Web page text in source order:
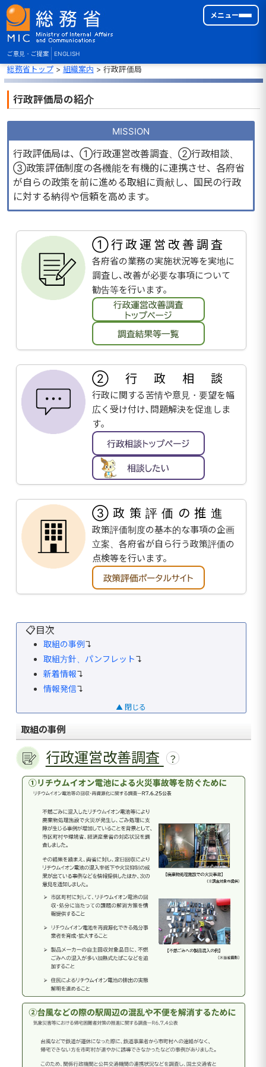
ご意見・ご提案 ENGLISH
メニュー
総務省トップ> 組織案内 > 行政評価局
行政評価局の紹介
MISSION
行政評価局は、①行政運営改善調査、②行政相談、
③政策評価制度の各機能を有機的に連携させ、各府省
が自らの政策を前に進める取組に貢献し、国民の行政
に対する納得や信頼を高めます。
①行政運営改善調査
各府省の業務の実施状況等を実地に
調査し､改善が必要な事項について
勧告等を行います｡
②行政相談
行政に関する苦情や意見・要望を幅
広く受け付け､問題解決を促進しま
す｡
③政策評価の推進
政策評価制度の基本的な事項の企画
立案、各府省が自ら行う政策評価の
点検等を行います。
📋目次
取組の事例↴
取組方針、パンフレット↴
新着情報↴
情報発信↴
▲ 閉じる
取組の事例
行政運営改善調査